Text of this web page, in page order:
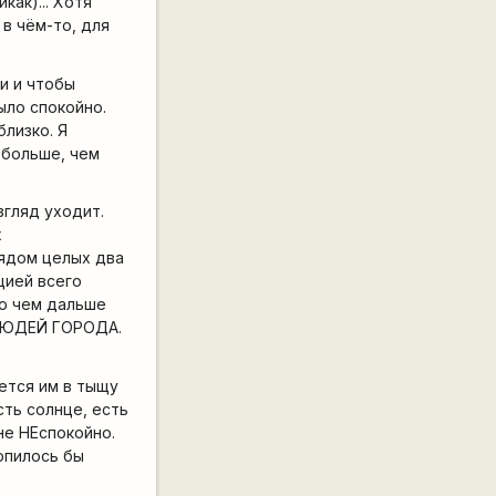
в чём-то, для
и чтобы
спокойно.
Я
чем
уходит.
целых два
всего
чем дальше
ЛЮДЕЙ ГОРОДА.
им в тыщу
солнце, есть
НЕспокойно.
бы